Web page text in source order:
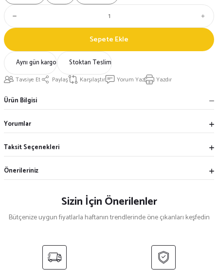
Sepete Ekle
Aynı gün kargo Stoktan Teslim
Tavsiye Et Paylaş Karşılaştır Yorum Yaz Yazdır
Ürün Bilgisi
Yorumlar
Taksit Seçenekleri
Önerileriniz
Sizin İçin Önerilenler
Bütçenize uygun fiyatlarla haftanın trendlerinde öne çıkanları keşfedin
Açık Mavi Askılı Önlük